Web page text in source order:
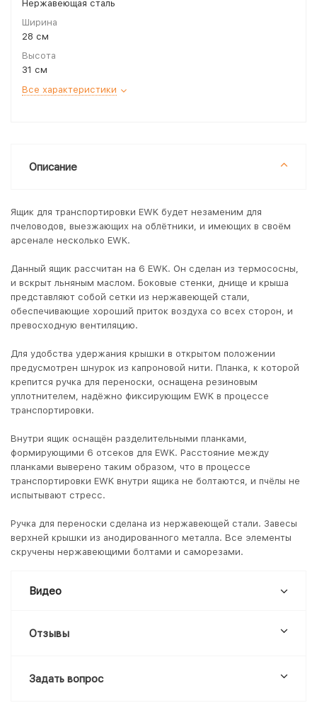
Нержавеющая сталь
Ширина
28 см
Высота
31 см
Все характеристики
Описание
Ящик для транспортировки EWK будет незаменим для
пчеловодов, выезжающих на облётники, и имеющих в своём
арсенале несколько EWK.
Данный ящик рассчитан на 6 EWK. Он сделан из термососны,
и вскрыт льняным маслом. Боковые стенки, днище и крыша
представляют собой сетки из нержавеющей стали,
обеспечивающие хороший приток воздуха со всех сторон, и
превосходную вентиляцию.
Для удобства удержания крышки в открытом положении
предусмотрен шнурок из капроновой нити. Планка, к которой
крепится ручка для переноски, оснащена резиновым
уплотнителем, надёжно фиксирующим EWK в процессе
транспортировки.
Внутри ящик оснащён разделительными планками,
формирующими 6 отсеков для EWK. Расстояние между
планками выверено таким образом, что в процессе
транспортировки EWK внутри ящика не болтаются, и пчёлы не
испытывают стресс.
Ручка для переноски сделана из нержавеющей стали. Завесы
верхней крышки из анодированного металла. Все элементы
скручены нержавеющими болтами и саморезами.
Видео
Отзывы
Задать вопрос